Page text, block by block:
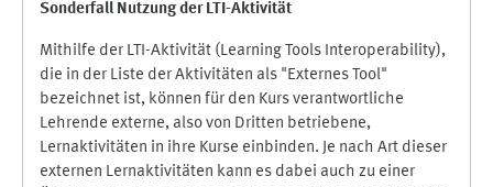
Sonderfall Nutzung der LTI-Aktivität
Mithilfe der LTI-Aktivität (Learning Tools Interoperability),
die in der Liste der Aktivitäten als "Externes Tool"
bezeichnet ist, können für den Kurs verantwortliche
Lehrende externe, also von Dritten betriebene,
Lernaktivitäten in ihre Kurse einbinden. Je nach Art dieser
externen Lernaktivitäten kann es dabei auch zu einer